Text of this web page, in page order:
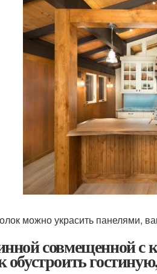
можно украсить панелями,
совмещенной
обустроить